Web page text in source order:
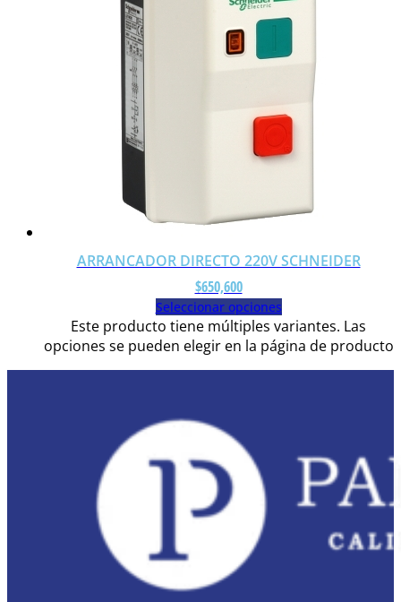
ARRANCADOR DIRECTO 220V SCHNEIDER
$650,600
Seleccionar opciones
Este producto tiene múltiples variantes. Las
opciones se pueden elegir en la página de producto